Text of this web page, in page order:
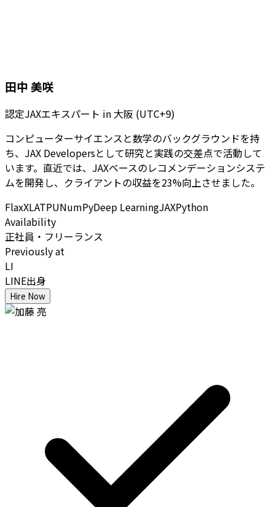
田中 美咲
認定JAXエキスパート in 大阪 (UTC+9)
コンピューターサイエンスと数学のバックグラウンドを持
ち、JAX Developersとして研究と実践の交差点で活動して
います。直近では、JAXベースのレコメンデーションシステ
ムを開発し、クライアントの収益を23%向上させました。
FlaxXLATPUNumPyDeep LearningJAXPython
Availability
正社員・フリーランス
Previously at
LI
LINE出身
Hire Now